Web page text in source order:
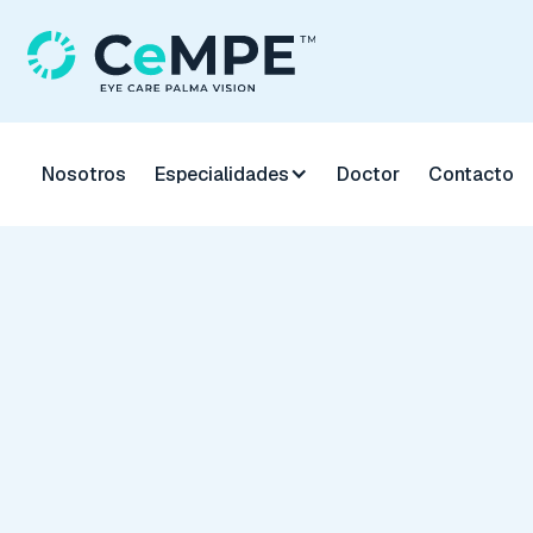
Nosotros Especialidades Doctor Contacto